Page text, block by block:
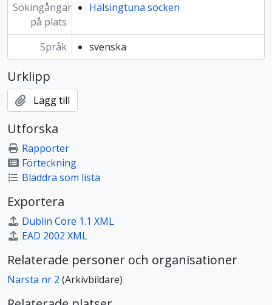
Sökingångar
på plats
Hälsingtuna socken
Språk svenska
Urklipp
Lägg till
Utforska
Rapporter
Förteckning
Bläddra som lista
Exportera
Dublin Core 1.1 XML
EAD 2002 XML
Relaterade personer och organisationer
Narsta nr 2 (Arkivbildare)